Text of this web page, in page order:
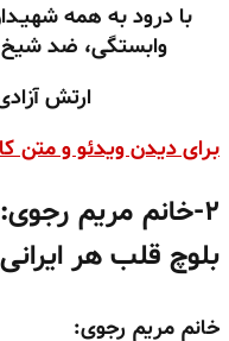
با درود به همه
وابستگی، ضد شیخ
ارتش
برای دیدن ویدئو و متن
۲-خانم مریم
بلوچ قلب هر
خانم مریم رجوی: